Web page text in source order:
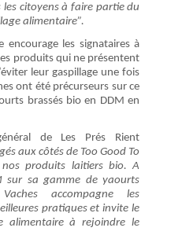
citoyens à faire partie du
alimentaire”.
encourage les signataires à
produits qui ne présentent
leur gaspillage une fois
ont été précurseurs sur ce
brassés bio en DDM en
de Les Prés Rient
aux côtés de Too Good To
produits laitiers bio. A
sur sa gamme de yaourts
accompagne les
pratiques et invite le
alimentaire à rejoindre le